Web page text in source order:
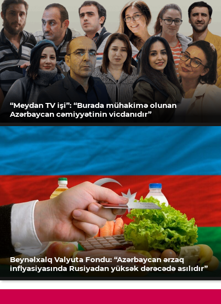
“Meydan TV işi”: “Burada mühakimə olunan
Azərbaycan cəmiyyətinin vicdanıdır”
Beynəlxalq Valyuta Fondu: “Azərbaycan ərzaq
inflyasiyasında Rusiyadan yüksək dərəcədə asılıdır”